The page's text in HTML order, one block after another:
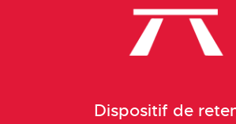
Dispositif de